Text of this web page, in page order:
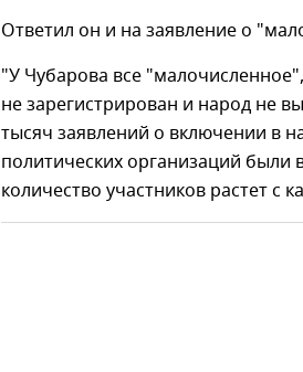
Ответил он и на заявление о
"У Чубарова все
не зарегистрирован и народ не
тысяч заявлений о включении в
политических организаций
количество участников растет